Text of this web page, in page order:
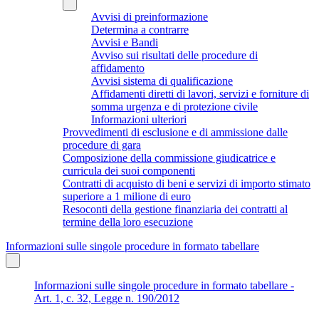
Avvisi di preinformazione
Determina a contrarre
Avvisi e Bandi
Avviso sui risultati delle procedure di
affidamento
Avvisi sistema di qualificazione
Affidamenti diretti di lavori, servizi e forniture di
somma urgenza e di protezione civile
Informazioni ulteriori
Provvedimenti di esclusione e di ammissione dalle
procedure di gara
Composizione della commissione giudicatrice e
curricula dei suoi componenti
Contratti di acquisto di beni e servizi di importo stimato
superiore a 1 milione di euro
Resoconti della gestione finanziaria dei contratti al
termine della loro esecuzione
Informazioni sulle singole procedure in formato tabellare
Informazioni sulle singole procedure in formato tabellare -
Art. 1, c. 32, Legge n. 190/2012